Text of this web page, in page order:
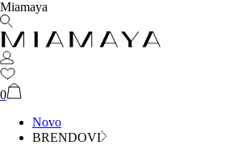
Miamaya
0
Novo
BRENDOVI